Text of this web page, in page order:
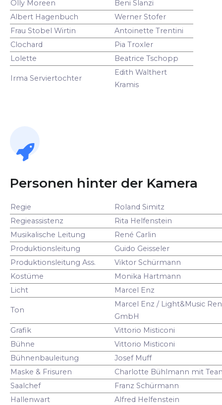
Olly Moreen
Beni Slanzi
Albert Hagenbuch
Werner Stofer
Frau Stobel Wirtin
Antoinette Trentini
Clochard
Pia Troxler
Lolette
Beatrice Tschopp
Irma Serviertochter
Edith Walthert
Kramis
Personen hinter der Kamera
Regie
Roland Simitz
Regieassistenz
Rita Helfenstein
Musikalische Leitung
René Carlin
Produktionsleitung
Guido Geisseler
Produktionsleitung Ass.
Viktor Schürmann
Kostüme
Monika Hartmann
Licht
Marcel Enz
Ton
Marcel Enz / Light&Music
GmbH
Grafik
Vittorio Misticoni
Bühne
Vittorio Misticoni
Bühnenbauleitung
Josef Muff
Maske & Frisuren
Charlotte Bühlmann mit
Saalchef
Franz Schürmann
Hallenwart
Alfred Helfenstein